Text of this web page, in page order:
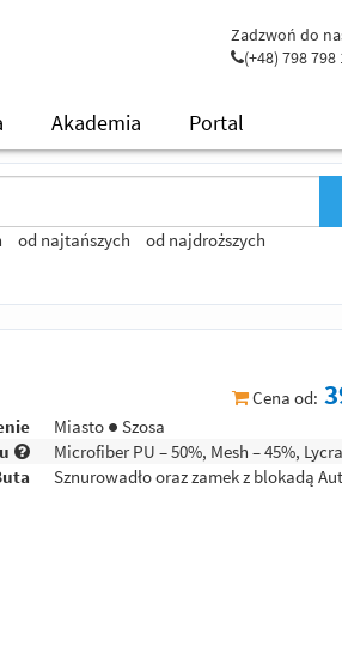
Zadzwoń do
(+48) 798 798
Akademia Portal
od najtańszych od najdroższych
Cena od:
Miasto ● Szosa
Microfiber PU – 50%, Mesh – 45%,
Sznurowadło oraz zamek z blokadą